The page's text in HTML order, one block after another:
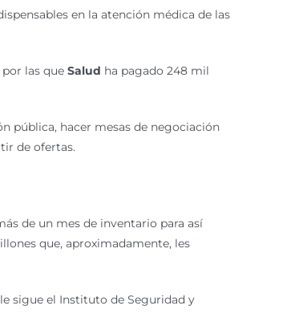
en la atención médica de las
las que Salud ha pagado 248 mil
pública, hacer mesas de negociación
de ofertas.
de un mes de inventario para así
que, aproximadamente, les
sigue el Instituto de Seguridad y